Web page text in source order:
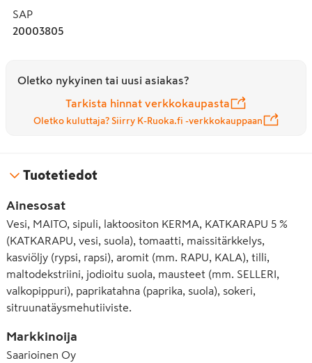
SAP
20003805
Oletko nykyinen tai uusi asiakas?
Tarkista hinnat verkkokaupasta
Oletko kuluttaja? Siirry K-Ruoka.fi -verkkokauppaan
Tuotetiedot
Ainesosat
Vesi, MAITO, sipuli, laktoositon KERMA, KATKARAPU 5 %
(KATKARAPU, vesi, suola), tomaatti, maissitärkkelys,
kasviöljy (rypsi, rapsi), aromit (mm. RAPU, KALA), tilli,
maltodekstriini, jodioitu suola, mausteet (mm. SELLERI,
valkopippuri), paprikatahna (paprika, suola), sokeri,
sitruunatäysmehutiiviste.
Markkinoija
Saarioinen Oy